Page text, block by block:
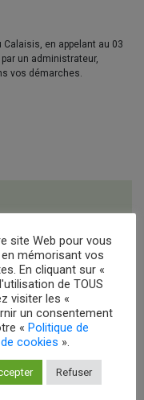
Calaisis, en appelant au 03
un administrateur,
vos démarches.
site Web pour vous
mémorisant vos
En cliquant sur «
de TOUS
visiter les «
un consentement
« Politique de
cookies ».
Refuser